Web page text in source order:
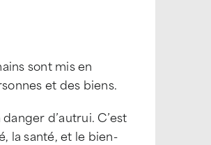
sont mis en
et des biens.
d’autrui. C’est
la santé, et le bien-